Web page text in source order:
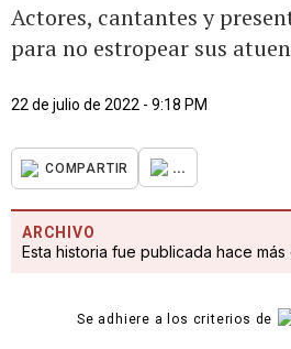
Actores, cantantes y
para no estropear sus
22 de julio de 2022 - 9:18 PM
COMPARTIR ...
ARCHIVO
Esta historia fue publicada hace más
Se adhiere a los criterios de